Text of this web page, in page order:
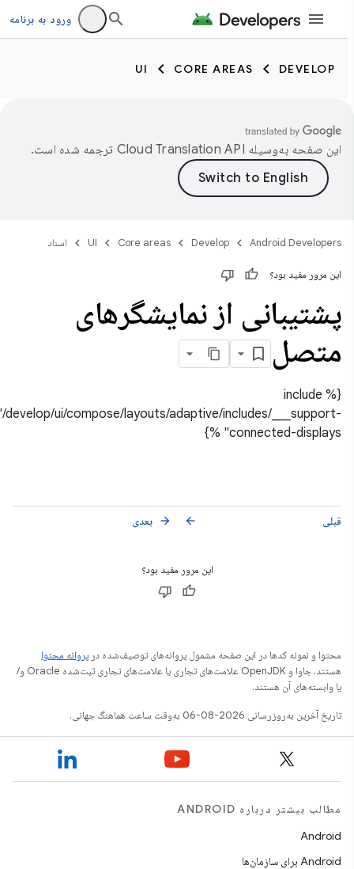
ورود به برنامه
DEVELOP
CORE AREAS
UI
این صفحه به‌وسیله ترجمه شده است.
Android Developers
Develop
Core areas
UI اسناد
این مرور مفید بود؟
پشتیبانی از نمایشگرهای
متصل
{% include
"/develop/ui/compose/layouts/adaptive/includes/___support-
connected-displays" %}
قبلی arrow_back بعدی arrow_forward
این مرور مفید بود؟
محتوا و نمونه کدها در این صفحه مشمول پروانه‌های توصیف‌شده در پروانه محتوا
هستند. جاوا و OpenJDK علامت‌های تجاری یا علامت‌های تجاری ثبت‌شده Oracle و/
یا وابسته‌های آن هستند.
تاریخ آخرین به‌روزرسانی 2026-08-06 به‌وقت ساعت هماهنگ جهانی.
مطالب بیشتر درباره ANDROID
Android
Android برای سازمان‌ها